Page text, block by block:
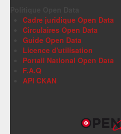
Cadre juridique Open Data
Circulaires Open Data
Guide Open Data
Licence d'utilisation
Portail National Open Data
F.A.Q
API CKAN